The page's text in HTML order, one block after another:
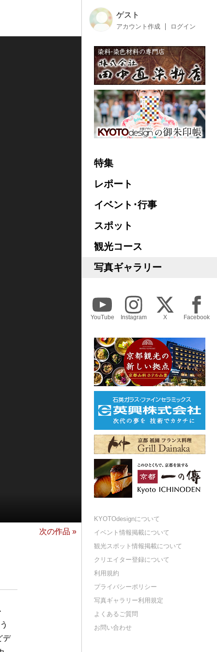
次の作品 »
デ
ゲスト
アカウント作成 ログイン
特集
レポート
イベント･行事
スポット
観光コース
写真ギャラリー
YouTube Instagram X Facebook
KYOTOdesignについて
イベント情報掲載について
観光スポット情報掲載について
クリエイター登録について
利用規約
プライバシーポリシー
写真ギャラリー利用規定
よくあるご質問
お問い合わせ